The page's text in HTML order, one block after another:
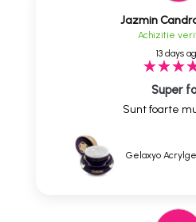
Jazmin
Achizitie
13 days
Super
Sunt foarte
Gelaxyo